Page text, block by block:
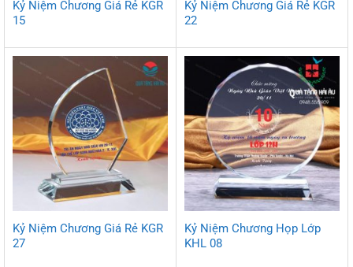
Kỷ Niệm Chương Giá Rẻ KGR
15
Kỷ Niệm Chương Giá Rẻ KGR
22
Kỷ Niệm Chương Giá Rẻ KGR
27
Kỷ Niệm Chương Họp Lớp
KHL 08